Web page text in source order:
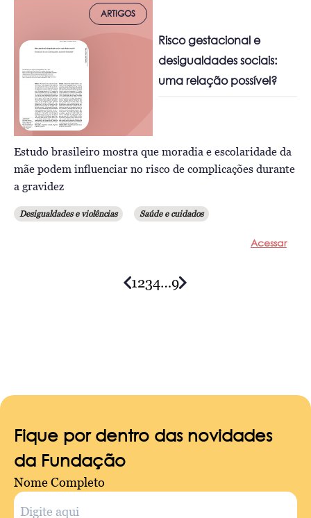
ARTIGOS
Risco gestacional e
desigualdades sociais:
uma relação possível?
Estudo brasileiro mostra que moradia e escolaridade da
mãe podem influenciar no risco de complicações durante
a gravidez
Desigualdades e violências Saúde e cuidados
Acessar
1234…9
Fique por dentro das novidades
da Fundação
Nome Completo